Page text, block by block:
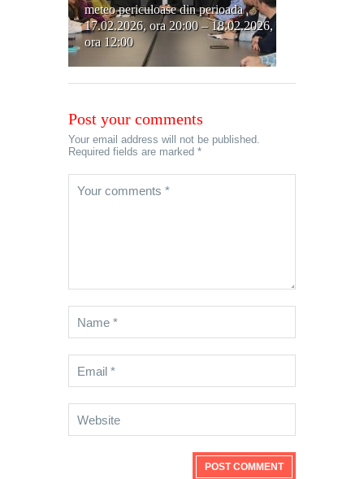
meteo periculoase din perioada
17.02.2026, ora 20:00 – 18.02.2026,
ora 12:00
Post your comments
Your email address will not be published.
Required fields are marked *